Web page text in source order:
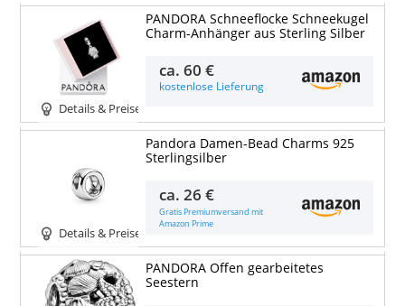
Details & Preise
PANDORA Schneeflocke Schneekugel
Charm-Anhänger aus Sterling Silber
ca.60 €
kostenlose Lieferung
Details & Preise
Pandora Damen-Bead Charms 925
Sterlingsilber
ca.26 €
Gratis Premiumversand mit
Amazon Prime
PANDORA Offen gearbeitetes
Seestern